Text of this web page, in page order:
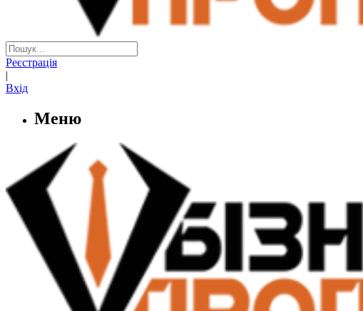
Реєстрація
|
Вхід
Меню